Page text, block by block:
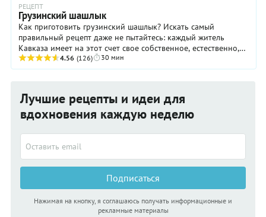
РЕЦЕПТ
Грузинский шашлык
Как приготовить грузинский шашлык? Искать самый
правильный рецепт даже не пытайтесь: каждый житель
Кавказа имеет на этот счет свое собственное, естественно,
единственно возможное мнение. Мы же ...
4.56 (126) 30 мин
Лучшие рецепты и идеи для
вдохновения каждую неделю
Подписаться
Нажимая на кнопку, я соглашаюсь получать информационные и
рекламные материалы